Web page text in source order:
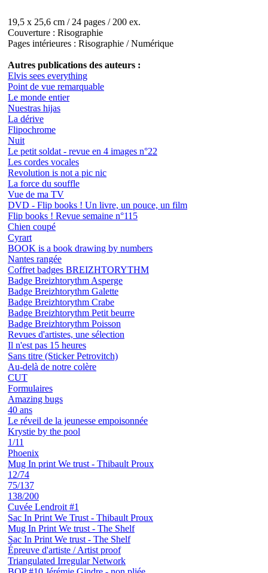
19,5 x 25,6 cm / 24 pages / 200 ex.
Couverture : Risographie
Pages intérieures : Risographie / Numérique
Autres publications des auteurs :
Elvis sees everything
Point de vue remarquable
Le monde entier
Nuestras hijas
La dérive
Flipochrome
Nuit
Le petit soldat - revue en 4 images n°22
Les cordes vocales
Revolution is not a pic nic
La force du souffle
Vue de ma TV
DVD - Flip books ! Un livre, un pouce, un film
Flip books ! Revue semaine n°115
Chien coupé
Cyrart
BOOK is a book drawing by numbers
Nantes rangée
Coffret badges BREIZHTORYTHM
Badge Breizhtorythm Asperge
Badge Breizhtorythm Galette
Badge Breizhtorythm Crabe
Badge Breizhtorythm Petit beurre
Badge Breizhtorythm Poisson
Revues d'artistes, une sélection
Il n'est pas 15 heures
Sans titre (Sticker Petrovitch)
Au-delà de notre colère
CUT
Formulaires
Amazing bugs
40 ans
Le réveil de la jeunesse empoisonnée
Krystie by the pool
1/11
Phoenix
Mug In print We trust - Thibault Proux
12/74
75/137
138/200
Cuvée Lendroit #1
Sac In Print We Trust - Thibault Proux
Mug In Print We trust - The Shelf
Sac In Print We trust - The Shelf
Épreuve d'artiste / Artist proof
Triangulated Irregular Network